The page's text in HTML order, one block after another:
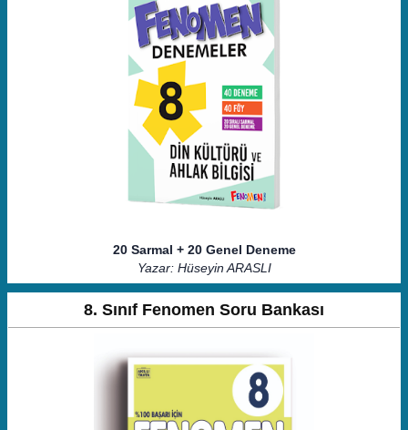
20 Sarmal + 20 Genel Deneme
Yazar: Hüseyin ARASLI
8. Sınıf Fenomen Soru Bankası